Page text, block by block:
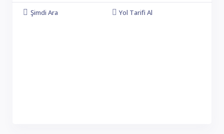
Şimdi Ara
Yol Tarifi Al